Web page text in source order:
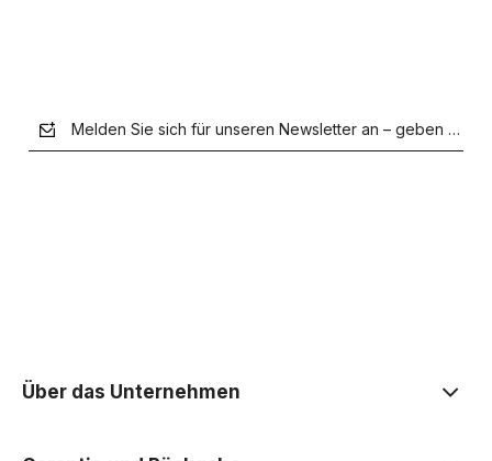
Melden Sie sich für unseren Newsletter an – geben Sie
Über das Unternehmen